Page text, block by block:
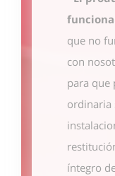
funciona
que no
con
para que
ordinaria
íntegro